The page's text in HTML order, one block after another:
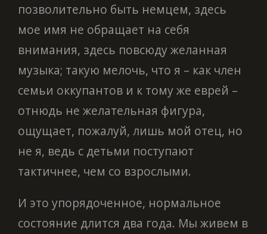
позволительно быть немцем, здесь
мое имя не обращает на себя
внимания, здесь повсюду желанная
музыка; такую мелочь, что я – как член
семьи оккупантов и к тому же еврей –
отнюдь не желательная фигура,
ощущает, пожалуй, лишь мой отец, но
не я, ведь с детьми поступают
тактичнее, чем со взрослыми.
И это упорядоченное, нормальное
состояние длится два года. Мы живем в